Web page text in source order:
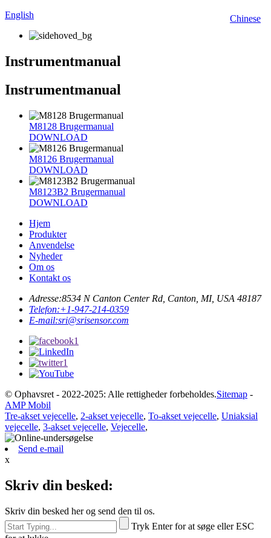
Chinese
English
Instrumentmanual
Instrumentmanual
M8128 Brugermanual
DOWNLOAD
M8126 Brugermanual
DOWNLOAD
M8123B2 Brugermanual
DOWNLOAD
Hjem
Produkter
Anvendelse
Nyheder
Om os
Kontakt os
Adresse:8534 N Canton Center Rd, Canton, MI, USA 48187
Telefon:+1-947-214-0359
E-mail:sri@srisensor.com
© Ophavsret - 2022-2025: Alle rettigheder forbeholdes.Sitemap -
AMP Mobil
Tre-akset vejecelle, 2-akset vejecelle, To-akset vejecelle, Uniaksial
vejecelle, 3-akset vejecelle, Vejecelle,
Send e-mail
x
Skriv din besked:
Skriv din besked her og send den til os.
Tryk Enter for at søge eller ESC